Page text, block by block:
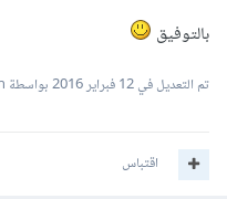
بالتوفيق
تم التعديل في12 فبراير 2016 بواسطة Lujain
اقتباس